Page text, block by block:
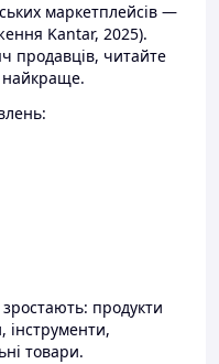
маркетплейсів —
Kantar, 2025).
продавців, читайте
найкраще.
продукти
інструменти,
товари.